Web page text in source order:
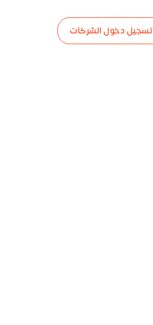
تسجيل دخول الشركات